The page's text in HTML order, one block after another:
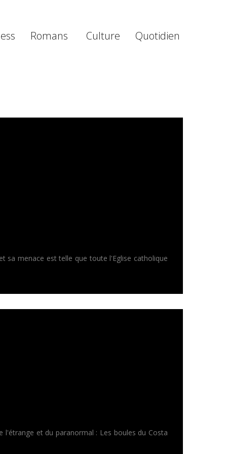
Romans Culture Quotidien
sa menace est telle que toute l'Eglise catholique
et du paranormal : Les boules du Costa